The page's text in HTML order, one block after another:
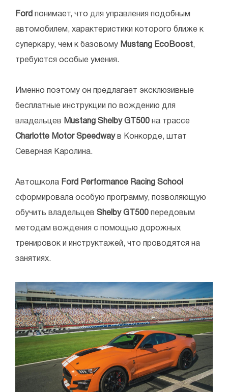
Ford понимает, что для управления подобным
автомобилем, характеристики которого ближе к
суперкару, чем к базовому Mustang EcoBoost,
требуются особые умения.
Именно поэтому он предлагает эксклюзивные
бесплатные инструкции по вождению для
владельцев Mustang Shelby GT500 на трассе
Charlotte Motor Speedwayв Конкорде, штат
Северная Каролина.
Автошкола Ford Performance Racing School
сформировала особую программу, позволяющую
обучить владельцев Shelby GT500 передовым
методам вождения с помощью дорожных
тренировок и инструктажей, что проводятся на
занятиях.